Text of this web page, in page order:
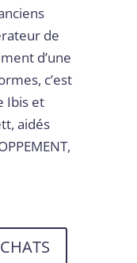
de
d’une
c’est
Ibis et
aidés